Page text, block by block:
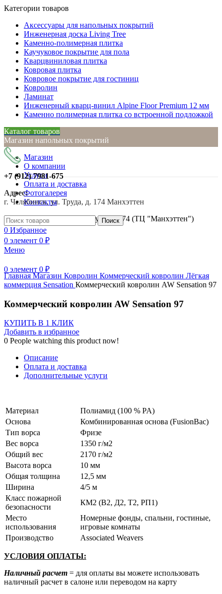
Категории товаров
Аксессуары для напольных покрытий
Инженерная доска Living Tree
Каменно-полимерная плитка
Каучуковое покрытие для пола
Кварцвиниловая плитка
Ковровая плитка
Ковровое покрытие для гостиниц
Ковролин
Ламинат
Инженерный кварц-винил Alpine Floor Premium 12 мм
Каменно полимерная плитка со встроенной подложкой
Каталог товаров
Магазин напольных покрытий
Магазин
О компании
Услуги
Оплата и доставка
Фотогалерея
Контакты
г. Челябинск, ул. Труда, д. 174 (ТЦ "Манхэттен")
+7 (912)7981-675
Адрес:
г. Челябинск, ул. Труда, д. 174 Манхэттен
Поиск
0 Избранное
0 элемент 0 ₽
Меню
0 элемент 0 ₽
Нажмите, чтобы увеличить
ГлавнаяМагазин Ковролин Коммерческий ковролин Лёгкая
коммерция Sensation Коммерческий ковролин AW Sensation 97
Коммерческий ковролин AW Sensation 97
КУПИТЬ В 1 КЛИК
Добавить в избранное
0 People watching this product now!
Описание
Оплата и доставка
Дополнительные услуги
Материал
Полиамид (100 % PA)
Основа
Комбинированная основа (FusionBac)
Тип ворса
Фризе
Вес ворса
1350 г/м2
Общий вес
2170 г/м2
Высота ворса
10 мм
Общая толщина
12,5 мм
Ширина
4/5 м
Класс пожарной
безопасности
КМ2 (В2, Д2, Т2, РП1)
Место
использования
Номерные фонды, спальни, гостиные,
игровые комнаты
Производство
Associated Weavers
УСЛОВИЯ ОПЛАТЫ:
Наличный расчет = для оплаты вы можете использовать
наличный расчет в салоне или переводом на карту